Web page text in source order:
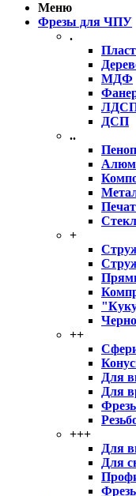
Меню
Фрезы для ЧПУ
.
МДФ
ДСП
..
+
++
Для
Для
+++
Для
Для